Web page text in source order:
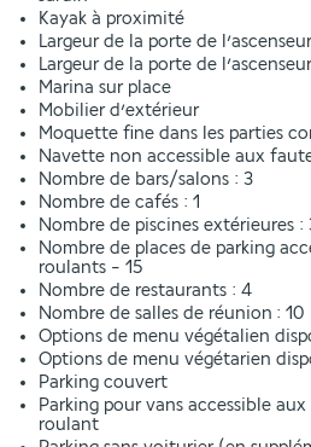
Kayak à proximité
Largeur de la porte de
Largeur de la porte de
Marina sur place
Mobilier d’extérieur
Moquette fine dans les parties
Navette non accessible aux
Nombre de bars/salons : 3
Nombre de cafés : 1
Nombre de piscines extérieures :
Nombre de places de parking
roulants - 15
Nombre de restaurants : 4
Nombre de salles de réunion : 10
Options de menu végétalien
Options de menu végétarien
Parking couvert
Parking pour vans accessible
roulant